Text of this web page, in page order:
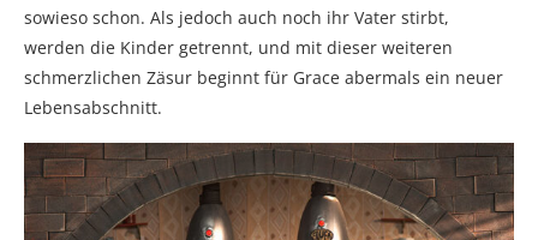
sowieso schon. Als jedoch auch noch ihr Vater stirbt,
werden die Kinder getrennt, und mit dieser weiteren
schmerzlichen Zäsur beginnt für Grace abermals ein neuer
Lebensabschnitt.